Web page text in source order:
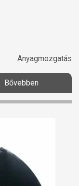
Anyagmozgatás
Bővebben